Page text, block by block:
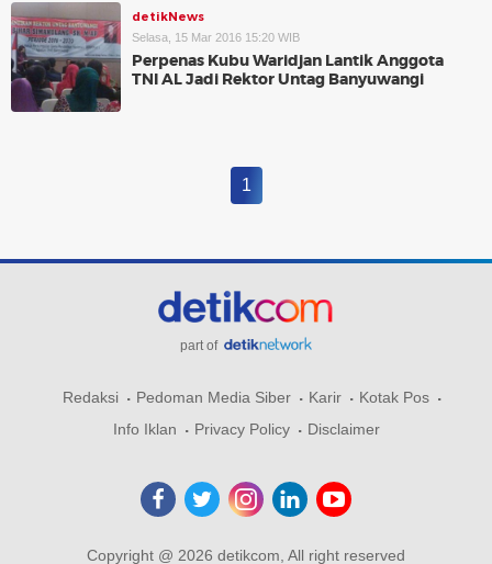
detikNews
Selasa, 15 Mar 2016 15:20 WIB
Perpenas Kubu Waridjan Lantik Anggota
TNI AL Jadi Rektor Untag Banyuwangi
1
part of
Redaksi Pedoman Media Siber Karir
Kotak Pos
Info Iklan
Privacy Policy Disclaimer
Copyright @ 2026 detikcom, All right reserved